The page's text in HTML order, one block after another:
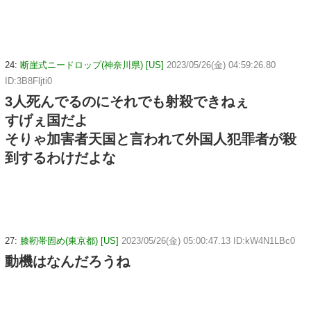
24: 断崖式ニードロップ(神奈川県) [US] 2023/05/26(金) 04:59:26.80
ID:3B8Fljti0
3人死んでるのにそれでも射殺できねぇ
すげぇ国だよ
そりゃ加害者天国と言われて外国人犯罪者が殺
到するわけだよな
27: 膝靭帯固め(東京都) [US] 2023/05/26(金) 05:00:47.13 ID:kW4N1LBc0
動機はなんだろうね